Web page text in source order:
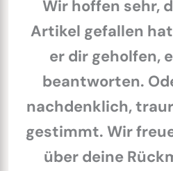
Wir hoffen sehr,
Artikel gefallen
er dir geholfen,
beantworten.
nachdenklich,
gestimmt. Wir
über deine